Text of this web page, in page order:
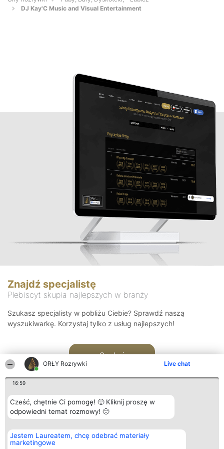
ORŁY Rozrywki Live chat
16:59
Cześć, chętnie Ci pomogę! 🙂 Kliknij proszę w
odpowiedni temat rozmowy! 🙂
Jestem Laureatem, chcę odebrać materiały
marketingowe
DJ Kay'C Music and Visual Entertainment
Znajdź specjalistę
Plebiscyt skupia najlepszych w branży
Szukasz specjalisty w pobliżu Ciebie? Sprawdź naszą
wyszukiwarkę. Korzystaj tylko z usług najlepszych!
Szukaj
Organizator plebiscytu
Bright Side Solutions sp. z o.
o. sp. k.
Plebiscyt
Laureaci
Kontakt
Kontakt